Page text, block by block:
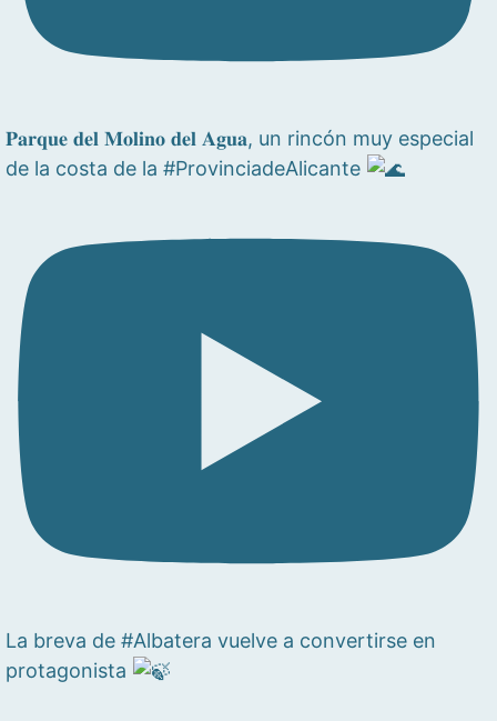
𝐏𝐚𝐫𝐪𝐮𝐞 𝐝𝐞𝐥 𝐌𝐨𝐥𝐢𝐧𝐨 𝐝𝐞𝐥 𝐀𝐠𝐮𝐚, un rincón muy especial
de la costa de la #ProvinciadeAlicante
La breva de #Albatera vuelve a convertirse en
protagonista